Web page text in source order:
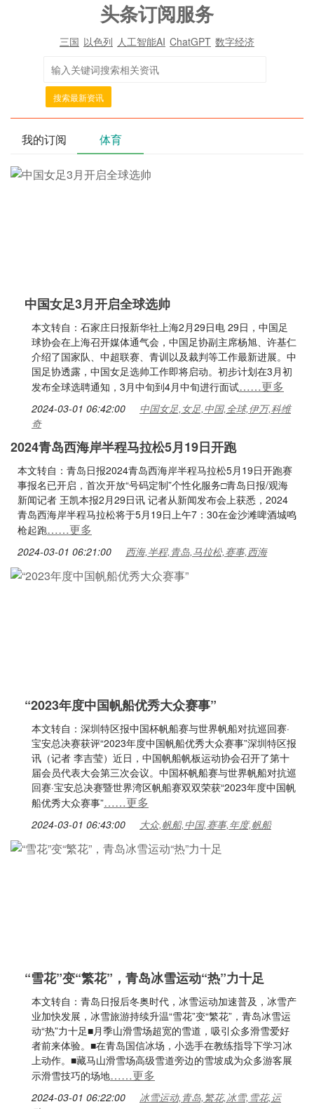
头条订阅服务
三国 以色列 人工智能AI ChatGPT 数字经济
搜索最新资讯
我的订阅 体育
中国女足3月开启全球选帅
本文转自：石家庄日报新华社上海2月29日电 29日，中国足
球协会在上海召开媒体通气会，中国足协副主席杨旭、许基仁
介绍了国家队、中超联赛、青训以及裁判等工作最新进展。中
国足协透露，中国女足选帅工作即将启动。初步计划在3月初
发布全球选聘通知，3月中旬到4月中旬进行面试……更多
2024-03-01 06:42:00
中国女足,女足,中国,全球,伊万,科维
奇
2024青岛西海岸半程马拉松5月19日开跑
本文转自：青岛日报2024青岛西海岸半程马拉松5月19日开跑赛
事报名已开启，首次开放“号码定制”个性化服务□青岛日报/观海
新闻记者 王凯本报2月29日讯 记者从新闻发布会上获悉，2024
青岛西海岸半程马拉松将于5月19日上午7：30在金沙滩啤酒城鸣
枪起跑……更多
2024-03-01 06:21:00 西海,半程,青岛,马拉松,赛事,西海
“2023年度中国帆船优秀大众赛事”
本文转自：深圳特区报中国杯帆船赛与世界帆船对抗巡回赛·
宝安总决赛获评“2023年度中国帆船优秀大众赛事”深圳特区报
讯（记者 李吉莹）近日，中国帆船帆板运动协会召开了第十
届会员代表大会第三次会议。中国杯帆船赛与世界帆船对抗巡
回赛·宝安总决赛暨世界湾区帆船赛双双荣获“2023年度中国帆
船优秀大众赛事”……更多
2024-03-01 06:43:00 大众,帆船,中国,赛事,年度,帆船
“雪花”变“繁花”，青岛冰雪运动“热”力十足
本文转自：青岛日报后冬奥时代，冰雪运动加速普及，冰雪产
业加快发展，冰雪旅游持续升温“雪花”变“繁花”，青岛冰雪运
动“热”力十足■月季山滑雪场超宽的雪道，吸引众多滑雪爱好
者前来体验。■在青岛国信冰场，小选手在教练指导下学习冰
上动作。■藏马山滑雪场高级雪道旁边的雪坡成为众多游客展
示滑雪技巧的场地……更多
2024-03-01 06:22:00
冰雪运动,青岛,繁花,冰雪,雪花,运